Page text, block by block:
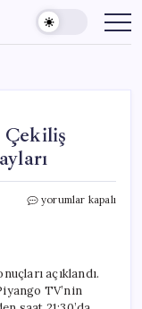
Çekiliş
19
Çekiliş
Sonuçları
ve
yorumlar kapalı
açıklandı.
TV’nin